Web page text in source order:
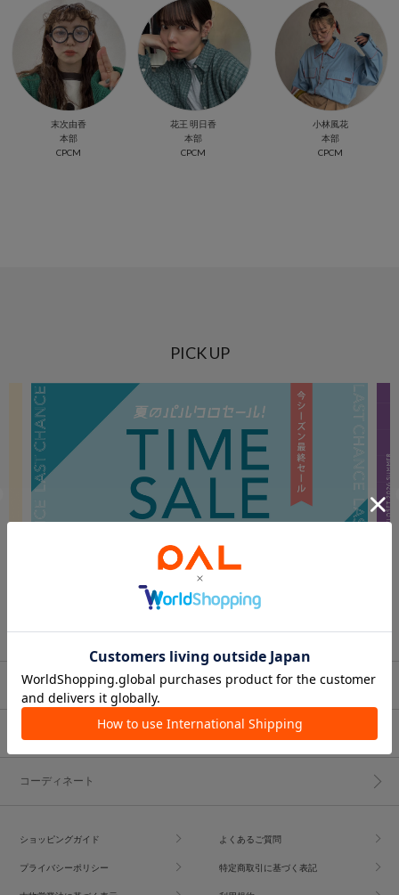
末次由香
本部
CPCM
花王 明日香
本部
CPCM
小林風花
本部
CPCM
PICK UP
ブランド一覧
コーディネート
ショッピングガイド よくあるご質問
プライバシーポリシー 特定商取引に基づく表記